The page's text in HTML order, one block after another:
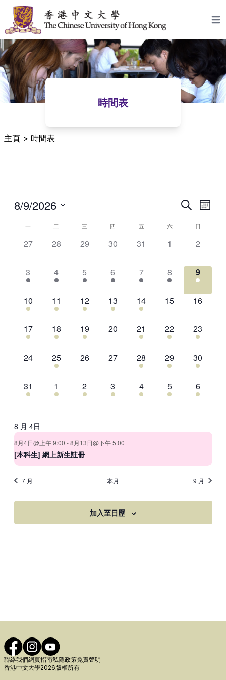
跳至主要內容
時間表
主頁 > 時間表
時
Search
Views
Navigation
搜
活
月
8/9/2026
Calendar
一 二 三 四 五 六 日
0
動,
27
0
動,
28
0
動,
29
0
動,
30
0
動,
31
0
動,
1
0
動,
2
1
活
動,
3
3
活
動,
4
5
活
動,
5
4
活
動,
6
3
活
動,
7
1
活
動,
8
1
活
動,
9
1
活
動,
10
3
活
動,
11
1
活
動,
12
1
活
動,
13
2
活
動,
14
0
動,
15
0
動,
16
2
活
動,
17
2
活
動,
18
1
活
動,
19
0
動,
20
4
活
動,
21
1
活
動,
22
1
活
動,
23
0
動,
24
2
活
動,
25
0
動,
26
0
動,
27
2
活
動,
28
1
活
動,
29
1
活
動,
30
2
活
31
2
活
1
2
活
2
3
活
3
2
活
4
1
活
5
1
活
6
8 月 4日
8月4日@上午 9:00 -8月13日@下午 5:00
[本科生] 網上新生註冊
7 月 本月 9 月
加入至日歷
聯絡我們網頁指南私隱政策免責聲明
香港中文大學2026版權所有